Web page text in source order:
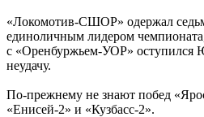
«Локомотив-СШОР» одержал
единоличным лидером
с «Оренбуржьем-УОР»
неудачу.
По-прежнему не знают побед
«Енисей-2» и «Кузбасс-2».